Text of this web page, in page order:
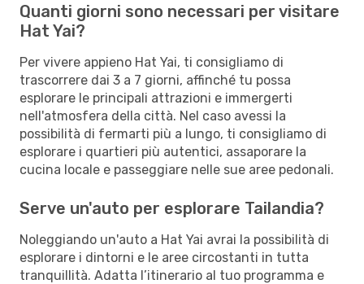
Quanti giorni sono necessari per visitare
Hat Yai?
Per vivere appieno Hat Yai, ti consigliamo di
trascorrere dai 3 a 7 giorni, affinché tu possa
esplorare le principali attrazioni e immergerti
nell'atmosfera della città. Nel caso avessi la
possibilità di fermarti più a lungo, ti consigliamo di
esplorare i quartieri più autentici, assaporare la
cucina locale e passeggiare nelle sue aree pedonali.
Serve un'auto per esplorare Tailandia?
Noleggiando un'auto a Hat Yai avrai la possibilità di
esplorare i dintorni e le aree circostanti in tutta
tranquillità. Adatta l’itinerario al tuo programma e